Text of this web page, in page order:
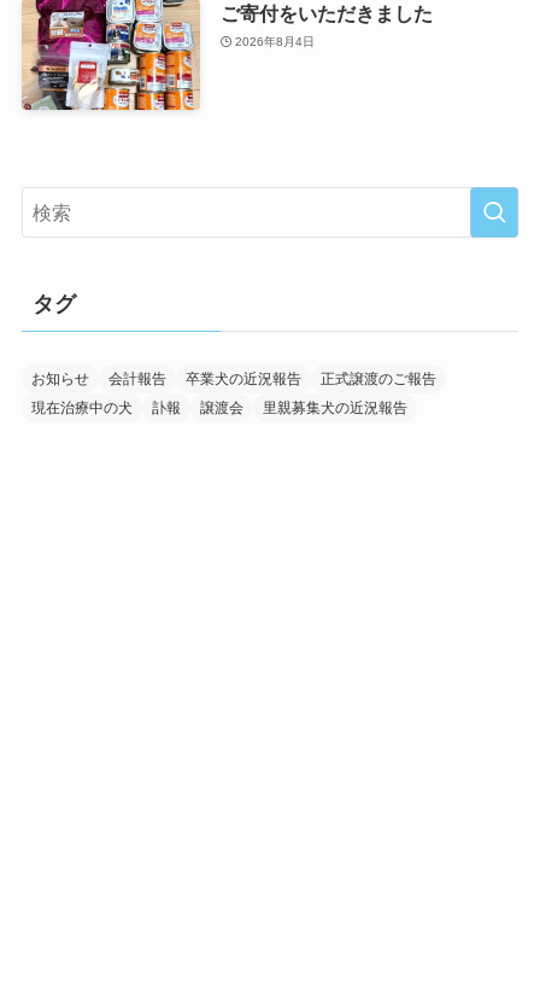
ご寄付をいただきました
2026年8月4日
タグ
お知らせ 会計報告 卒業犬の近況報告
正式譲渡のご報告
現在治療中の犬
訃報 譲渡会 里親募集犬の近況報告